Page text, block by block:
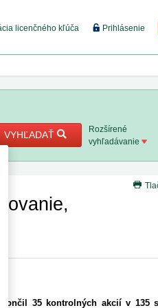
licenčného kľúča Prihlásenie
viac
8. 2026
8.
1. 8.
8. 2026
VYHĽADAŤ
Rozšírené
vyhľadávanie
35 kontrolných akcií v 135